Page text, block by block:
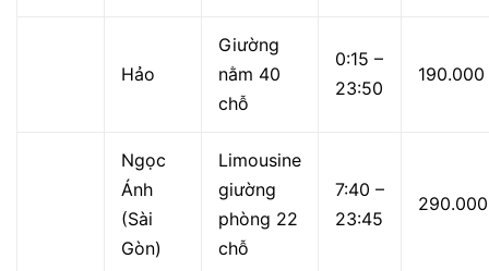
Hảo
Giường
nằm 40
chỗ
0:15 –
23:50
190.000
Ngọc
Ánh
(Sài
Gòn)
Limousine
giường
phòng 22
chỗ
7:40 –
23:45
290.000